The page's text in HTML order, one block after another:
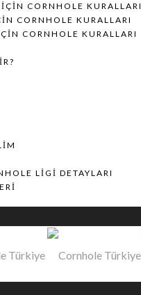
CORNHOLE KURALLARI
CORNHOLE KURALLARI
CORNHOLE KURALLARI
LIGI DETAYLARI